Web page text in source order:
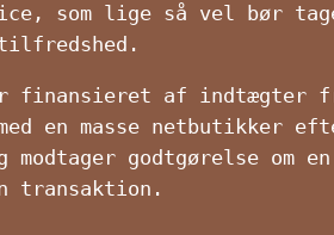
som lige så vel bør
tilfredshed.
er finansieret af indtægter
en masse netbutikker
godtgørelse om
transaktion.